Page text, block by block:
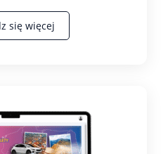
się więcej